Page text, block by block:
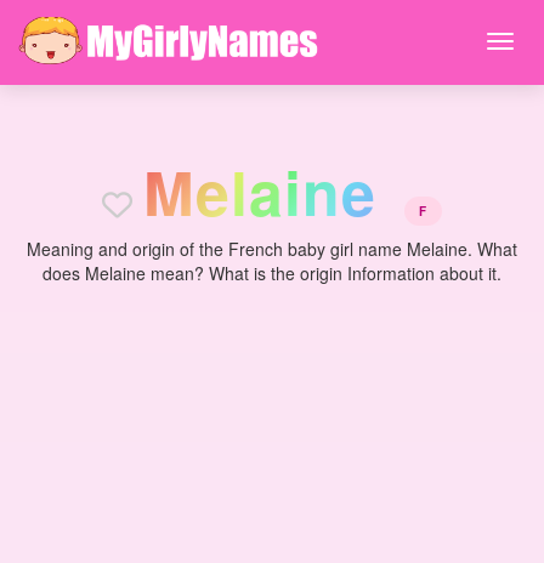
Melaine F
Meaning and origin of the French baby girl name Melaine. What
does Melaine mean? What is the origin Information about it.